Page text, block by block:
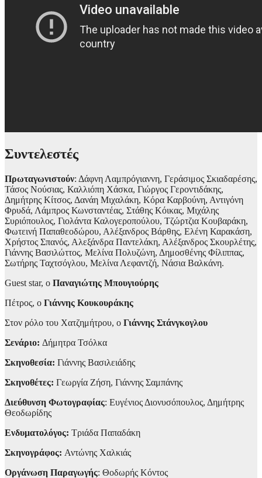
Συντελεστές
Πρωταγωνιστούν: Δάφνη Λαμπρόγιαννη, Γεράσιμος Σκιαδαρέσης,
Τάσος Νούσιας, Καλλιόπη Χάσκα, Γιώργος Γεροντιδάκης,
Δημήτρης Κίτσος, Δανάη Μιχαλάκη, Κόρα Καρβούνη, Αντιγόνη
Φρυδά, Λάμπρος Κωνσταντέας, Στάθης Κόικας, Μιχάλης
Συριόπουλος, Γιολάντα Καλογεροπούλου, Τζώρτζια Κουβαράκη,
Φωτεινή Παπαθεοδώρου, Αλέξανδρος Βάρθης, Ελένη Καρακάση,
Χρήστος Σπανός, Αλεξάνδρα Παντελάκη, Αλέξανδρος Σκουρλέτης,
Γιάννης Βασιλώττος, Μελίνα Πολυζώνη, Δημοσθένης Φίλιππας,
Σωτήρης Ταχτσόγλου, Μελίνα Λεφαντζή, Νάσια Βαλκάνη.
Guest star, ο Παναγιώτης Μπουγιούρης
Πέτρος, ο Γιάννης Κουκουράκης
Στον ρόλο του Χατζημήτρου, ο Γιάννης Στάνγκογλου
Σενάριο: Δήμητρα Τσόλκα
Σκηνοθεσία: Γιάννης Βασιλειάδης
Σκηνοθέτες: Γεωργία Ζήση, Γιάννης Σαμπάνης
Διεύθυνση Φωτογραφίας: Ευγένιος Διονυσόπουλος, Δημήτρης
Θεοδωρίδης
Ενδυματολόγος: Τριάδα Παπαδάκη
Σκηνογράφος: Αντώνης Χαλκιάς
Οργάνωση Παραγωγής: Θοδωρής Κόντος